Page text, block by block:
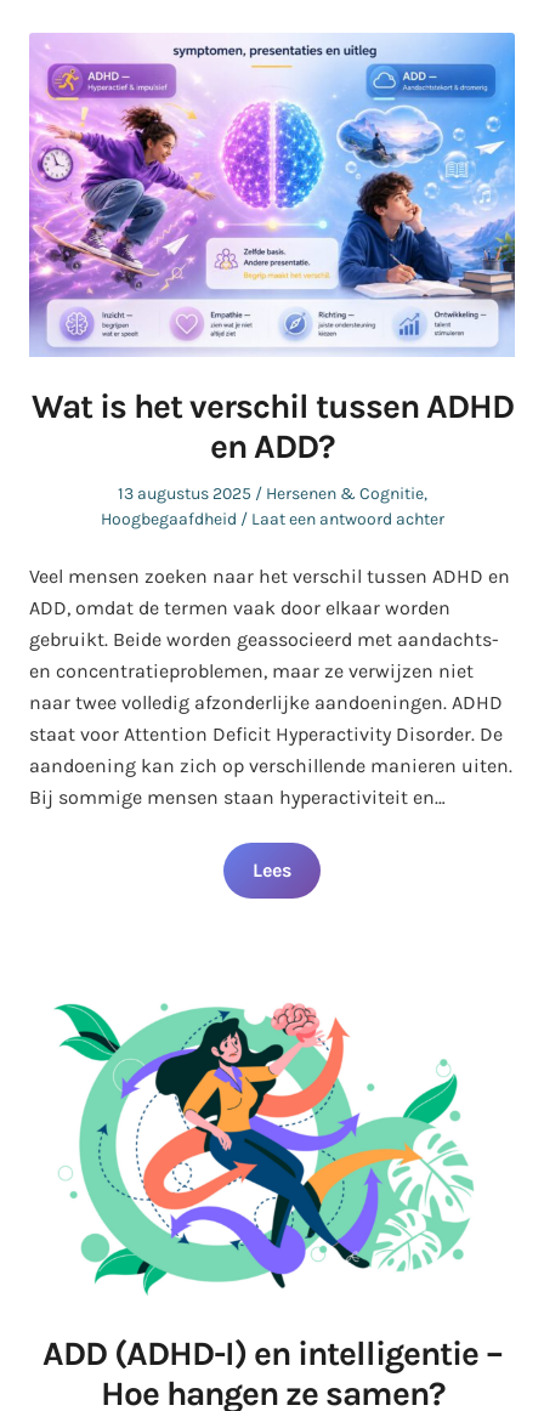
Wat is het verschil tussen ADHD
en ADD?
Geplaatst
op
13 augustus 2025
Geplaatst
in
Hersenen & Cognitie,
Hoogbegaafdheid
Laat een antwoord achter
Veel mensen zoeken naar het verschil tussen ADHD en
ADD, omdat de termen vaak door elkaar worden
gebruikt. Beide worden geassocieerd met aandachts-
en concentratieproblemen, maar ze verwijzen niet
naar twee volledig afzonderlijke aandoeningen. ADHD
staat voor Attention Deficit Hyperactivity Disorder. De
aandoening kan zich op verschillende manieren uiten.
Bij sommige mensen staan hyperactiviteit en…
Lees
ADD (ADHD-I) en intelligentie –
Hoe hangen ze samen?